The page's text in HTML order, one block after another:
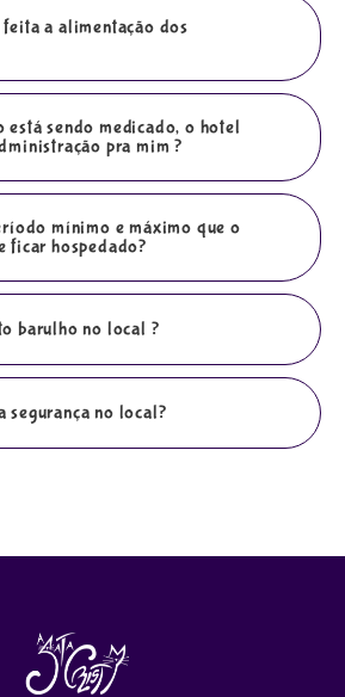
a alimentação dos
está sendo medicado, o hotel
pra mim ?
mínimo e máximo que o
ficar hospedado?
barulho no local ?
segurança no local?